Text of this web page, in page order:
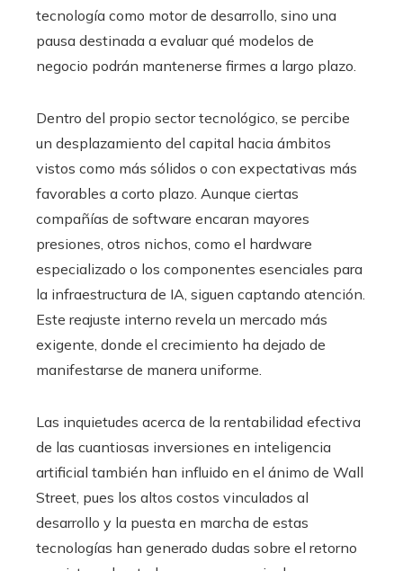
tecnología como motor de desarrollo, sino una
pausa destinada a evaluar qué modelos de
negocio podrán mantenerse firmes a largo plazo.
Dentro del propio sector tecnológico, se percibe
un desplazamiento del capital hacia ámbitos
vistos como más sólidos o con expectativas más
favorables a corto plazo. Aunque ciertas
compañías de software encaran mayores
presiones, otros nichos, como el hardware
especializado o los componentes esenciales para
la infraestructura de IA, siguen captando atención.
Este reajuste interno revela un mercado más
exigente, donde el crecimiento ha dejado de
manifestarse de manera uniforme.
Las inquietudes acerca de la rentabilidad efectiva
de las cuantiosas inversiones en inteligencia
artificial también han influido en el ánimo de Wall
Street, pues los altos costos vinculados al
desarrollo y la puesta en marcha de estas
tecnologías han generado dudas sobre el retorno